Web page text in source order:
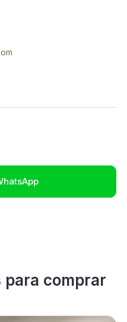
para comprar